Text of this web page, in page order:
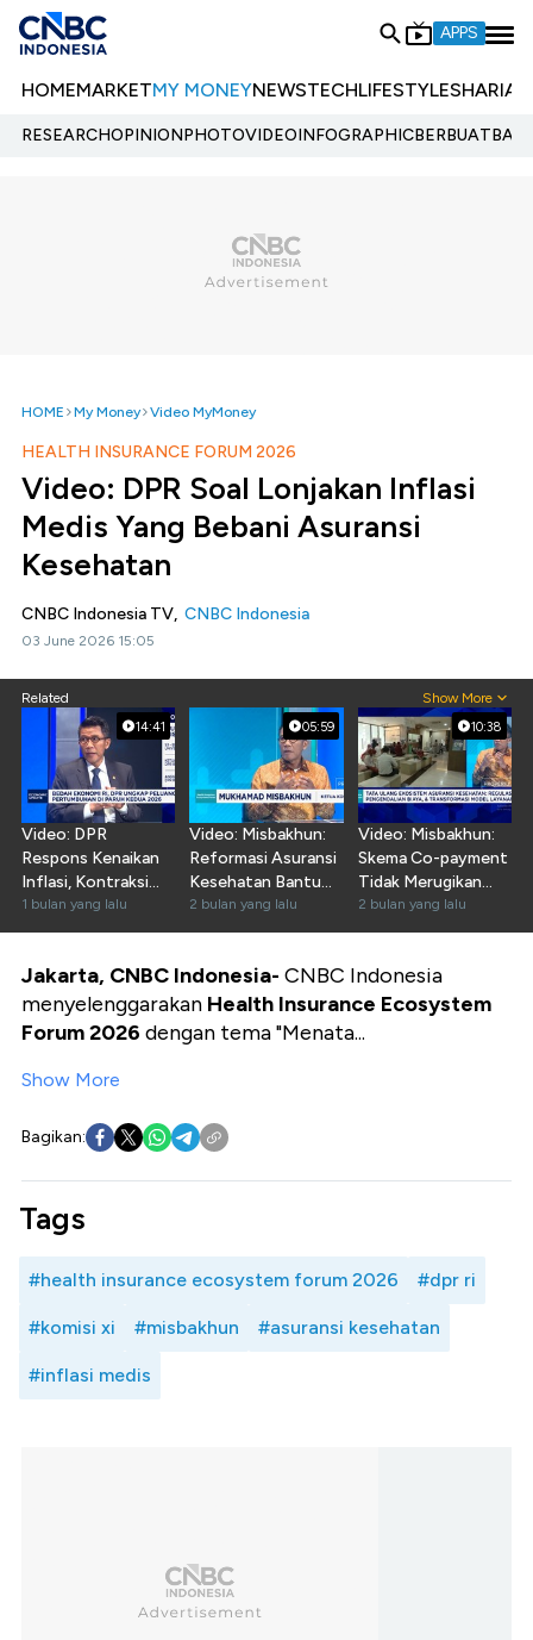
APPS
HOMEMARKETMY MONEYNEWSTECHLIFESTYLESHARIA
RESEARCHOPINIONPHOTOVIDEOINFOGRAPHIC
HOME My Money Video MyMoney
HEALTH INSURANCE FORUM 2026
Video: DPR Soal Lonjakan Inflasi
Medis Yang Bebani Asuransi
Kesehatan
CNBC Indonesia TV, CNBC Indonesia
03 June 2026 15:05
Related Show More
14:41
Video: DPR
Respons Kenaikan
Inflasi, Kontraksi
PMI - Defisit
Dagang RI
1 bulan yang lalu
05:59
Video: Misbakhun:
Reformasi Asuransi
Kesehatan Bantu
Perkuat BPJS
2 bulan yang lalu
10:38
Video: Misbakhun:
Skema Co-payment
Tidak Merugikan
Nasabah & Asuransi
2 bulan yang lalu
Jakarta, CNBC Indonesia- CNBC Indonesia
menyelenggarakan Health Insurance Ecosystem
Forum 2026 dengan tema "Menata...
Show More
Bagikan:
Tags
#health insurance ecosystem forum 2026 #dpr ri
#komisi xi #misbakhun #asuransi kesehatan
#inflasi medis